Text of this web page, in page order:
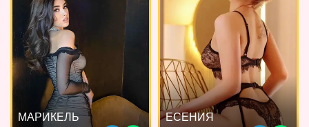
МАРИКЕЛЬ ЕСЕНИЯ